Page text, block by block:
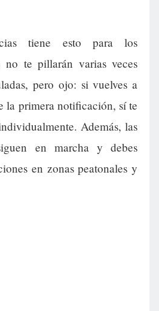
tiene esto para los
no te pillarán varias veces
pero ojo: si vuelves a
la primera notificación, sí te
Además, las
en marcha y debes
en zonas peatonales y